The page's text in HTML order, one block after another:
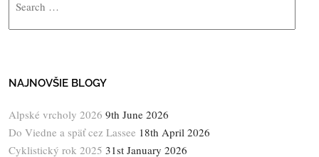
NAJNOVŠIE BLOGY
Alpské vrcholy 2026 9th June 2026
Do Viedne a späť cez Lassee 18th April 2026
Cyklistický rok 2025 31st January 2026